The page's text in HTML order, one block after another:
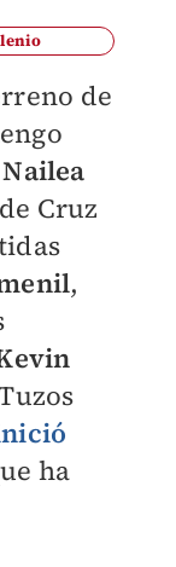
de
Nailea
Cruz
,
ha